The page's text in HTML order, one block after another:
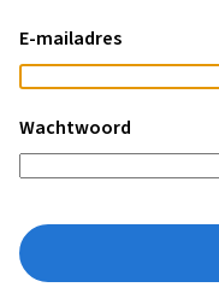
E-mailadres
Wachtwoord